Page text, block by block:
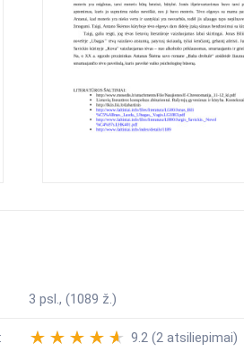
3 psl., (1089 ž.)
9.2 (2 atsiliepimai)